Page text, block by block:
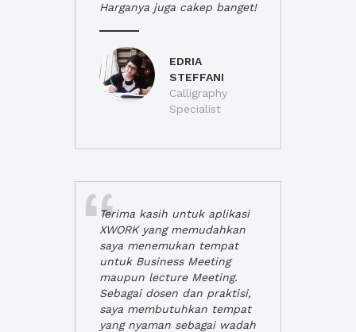
Harganya juga cakep banget!
EDRIA
STEFFANI
Calligraphy
Specialist
Terima kasih untuk aplikasi
XWORK yang memudahkan
saya menemukan tempat
untuk Business Meeting
maupun lecture Meeting.
Sebagai dosen dan praktisi,
saya membutuhkan tempat
yang nyaman sebagai wadah